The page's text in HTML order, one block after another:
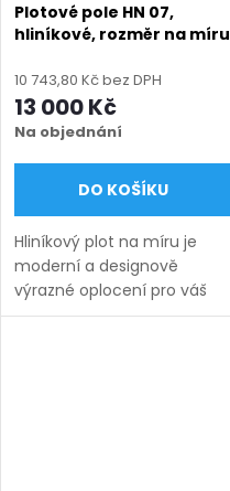
Plotové pole HN 07,
hliníkové, rozměr na míru
výška 710 - 2010 mm),
černá RAL 9005 matná
10 743,80 Kč bez DPH
13 000 Kč
Na objednání
DO KOŠÍKU
Hliníkový plot na míru je
moderní a designově
výrazné oplocení pro váš
pozemek. Vyrábíme ho v